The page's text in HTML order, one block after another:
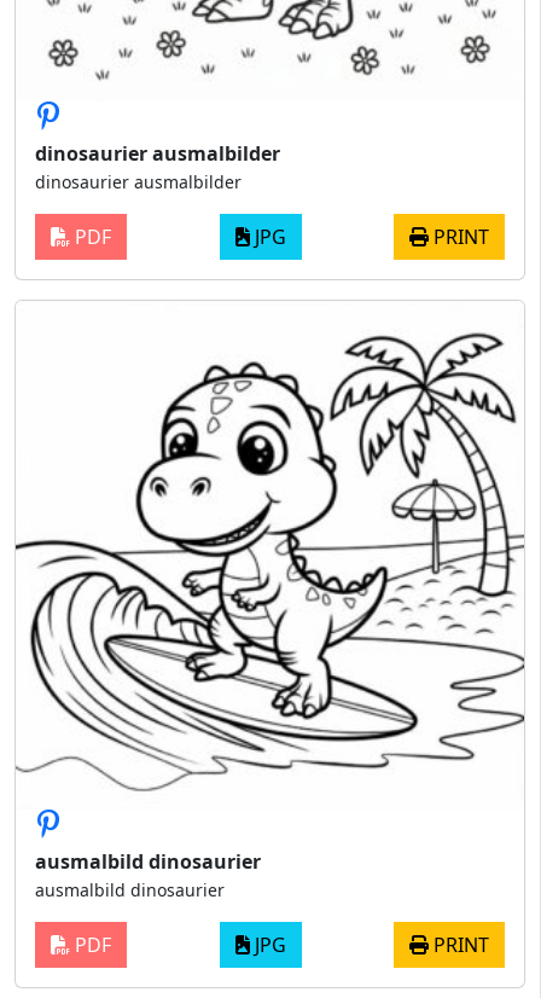
dinosaurier ausmalbilder
dinosaurier ausmalbilder
PDF JPG PRINT
ausmalbild dinosaurier
ausmalbild dinosaurier
PDF JPG PRINT